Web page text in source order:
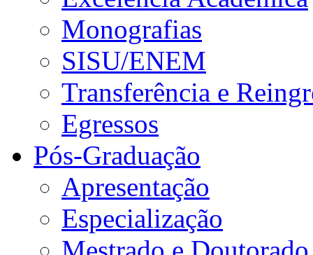
Monografias
SISU/ENEM
Transferência e
Egressos
Pós-Graduação
Apresentação
Especialização